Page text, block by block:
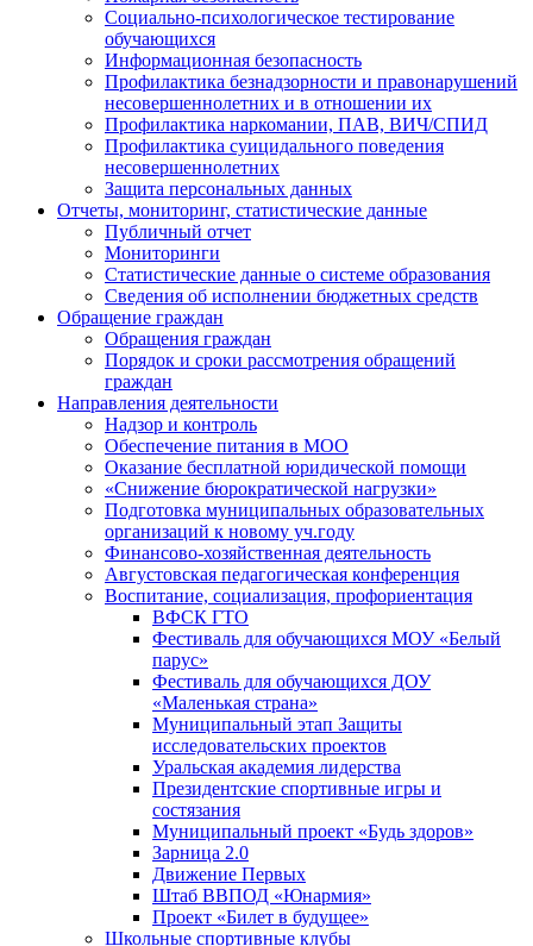
Социально-психологическое тестирование
обучающихся
Информационная безопасность
Профилактика безнадзорности и правонарушений
несовершеннолетних и в отношении их
Профилактика наркомании, ПАВ, ВИЧ/СПИД
Профилактика суицидального поведения
несовершеннолетних
Защита персональных данных
Отчеты, мониторинг, статистические данные
Публичный отчет
Мониторинги
Статистические данные о системе образования
Сведения об исполнении бюджетных средств
Обращение граждан
Обращения граждан
Порядок и сроки рассмотрения обращений
граждан
Направления деятельности
Надзор и контроль
Обеспечение питания в МОО
Оказание бесплатной юридической помощи
«Снижение бюрократической нагрузки»
Подготовка муниципальных образовательных
организаций к новому уч.году
Финансово-хозяйственная деятельность
Августовская педагогическая конференция
Воспитание, социализация, профориентация
ВФСК ГТО
Фестиваль для обучающихся МОУ «Белый
парус»
Фестиваль для обучающихся ДОУ
«Маленькая страна»
Муниципальный этап Защиты
исследовательских проектов
Уральская академия лидерства
Президентские спортивные игры и
состязания
Муниципальный проект «Будь здоров»
Зарница 2.0
Движение Первых
Штаб ВВПОД «Юнармия»
Проект «Билет в будущее»
Школьные спортивные клубы